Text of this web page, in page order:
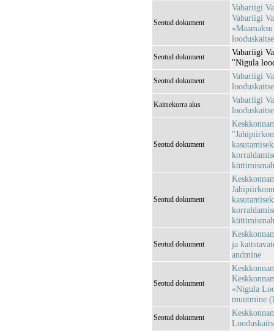
Seotud dokument
Vabariigi
Vabariigi
Seotud dokument
Vabariigi
"Nigula
Seotud dokument
Vabariigi
Kaitsekorra alus
Vabariigi
Seotud dokument
Seotud dokument
Seotud dokument
ja
andmine
Seotud dokument
«Nigula
muutmine
Seotud dokument